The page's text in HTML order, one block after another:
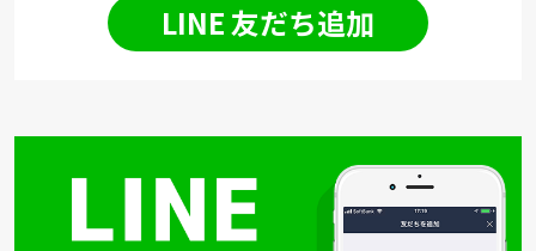
LINE 友だち追加